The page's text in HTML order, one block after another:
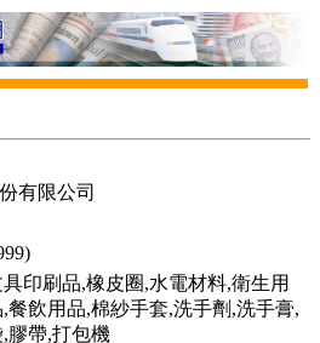
有限公司
印刷品,橡皮圈,水電材料,衛生用
餐飲用品,棉紗手套,洗手劑,洗手膏,
膠帶,打包機